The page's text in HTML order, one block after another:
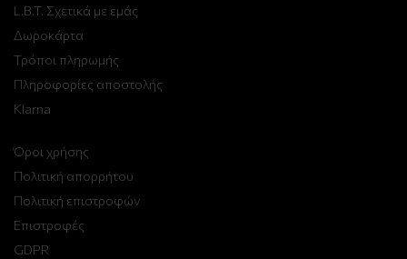
L.B.T. Σχετικά με εμάς
Δωροκάρτα
Τρόποι πληρωμής
Πληροφορίες αποστολής
Klarna
Όροι χρήσης
Πολιτική απορρήτου
Πολιτική επιστροφών
Επιστροφές
GDPR